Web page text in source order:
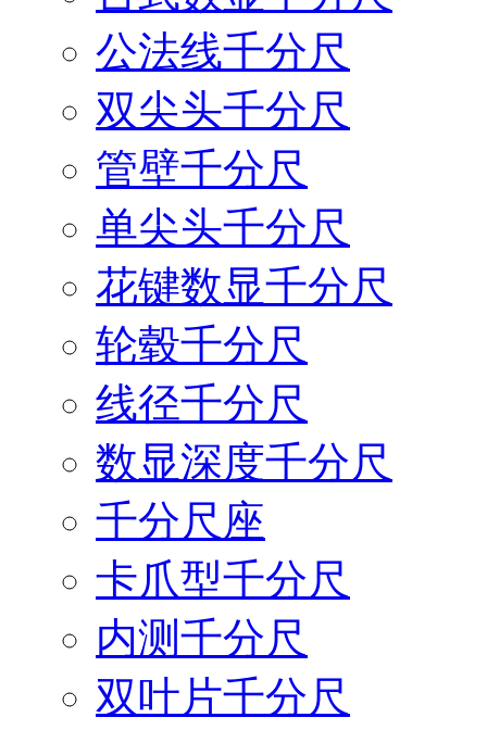
公法线千分尺
双尖头千分尺
管壁千分尺
单尖头千分尺
花键数显千分尺
轮毂千分尺
线径千分尺
数显深度千分尺
千分尺座
卡爪型千分尺
内测千分尺
双叶片千分尺